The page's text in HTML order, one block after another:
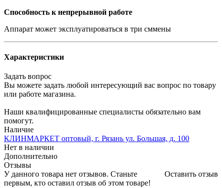
Способность к непрерывной работе
Аппарат может эксплуатироваться в три сммены
Характеристики
Задать вопрос
Вы можете задать любой интересующий вас вопрос по товару
или работе магазина.
Наши квалифицированные специалисты обязательно вам
помогут.
Наличие
КЛИНМАРКЕТ оптовый, г. Рязань ул. Большая, д. 100
Нет в наличии
Дополнительно
Отзывы
Оставить отзыв
У данного товара нет отзывов. Станьте
первым, кто оставил отзыв об этом товаре!